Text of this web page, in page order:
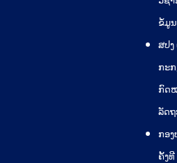
ຂໍ້ມູນ
ສປ
ກະ
ກົດ
ລັດຖ
ກອ
ຄັ້ງທີ